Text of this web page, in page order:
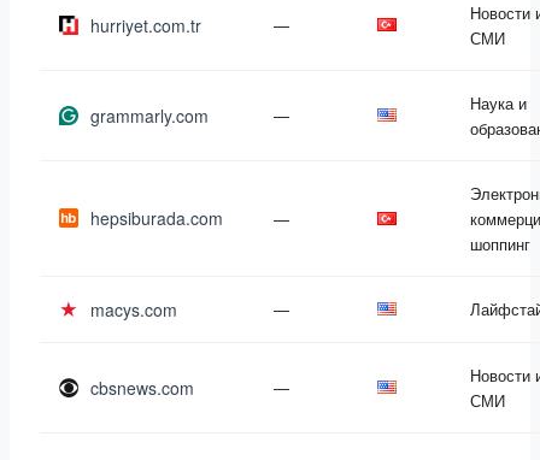
hurriyet.com.tr —
Новости
СМИ
grammarly.com —
Наука и
hepsiburada.com —
шоппинг
macys.com —
cbsnews.com —
Новости
СМИ